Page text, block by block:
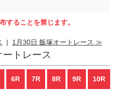
することを禁じます。
| 1月30日 飯塚オートレース ≫
トレース
6R 7R 8R 9R 10R